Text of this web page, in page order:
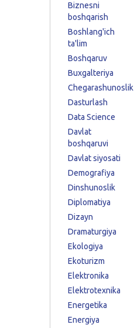
Biznesni
boshqarish
Boshlang'ich
ta'lim
Boshqaruv
Buxgalteriya
Chegarashunoslik
Dasturlash
Data Science
Davlat
boshqaruvi
Davlat siyosati
Demografiya
Dinshunoslik
Diplomatiya
Dizayn
Dramaturgiya
Ekologiya
Ekoturizm
Elektronika
Elektrotexnika
Energetika
Energiya